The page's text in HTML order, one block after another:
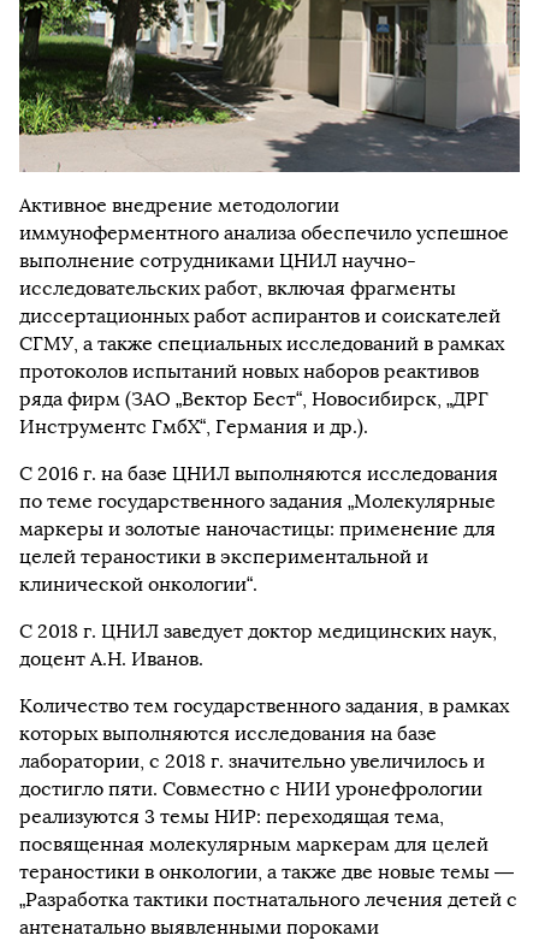
Активное внедрение методологии
иммуноферментного анализа обеспечило успешное
выполнение сотрудниками ЦНИЛ научно-
исследовательских работ, включая фрагменты
диссертационных работ аспирантов и соискателей
СГМУ, а также специальных исследований в рамках
протоколов испытаний новых наборов реактивов
ряда фирм (ЗАО „Вектор Бест“, Новосибирск, „ДРГ
Инструментс ГмбХ“, Германия и др.).
С 2016 г. на базе ЦНИЛ выполняются исследования
по теме государственного задания „Молекулярные
маркеры и золотые наночастицы: применение для
целей тераностики в экспериментальной и
клинической онкологии“.
С 2018 г. ЦНИЛ заведует доктор медицинских наук,
доцент А.Н. Иванов.
Количество тем государственного задания, в рамках
которых выполняются исследования на базе
лаборатории, с 2018 г. значительно увеличилось и
достигло пяти. Совместно с НИИ уронефрологии
реализуются 3 темы НИР: переходящая тема,
посвященная молекулярным маркерам для целей
тераностики в онкологии, а также две новые темы —
„Разработка тактики постнатального лечения детей с
антенатально выявленными пороками